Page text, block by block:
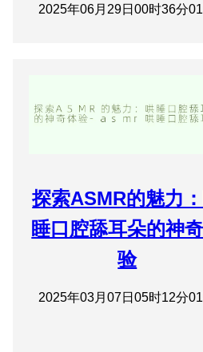
2025年06月29日00时36分
探索ASMR的魅力
睡口腔舔耳朵的神
验
2025年03月07日05时12分